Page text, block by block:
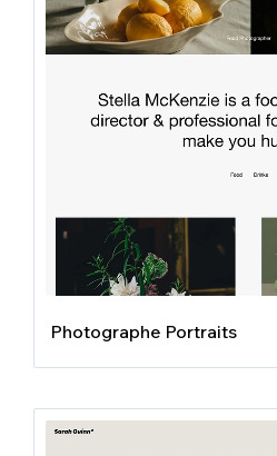
Photographe Portraits